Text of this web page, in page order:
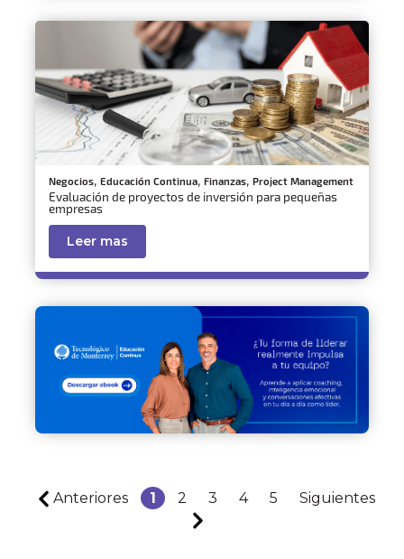
Negocios, Educación Continua, Finanzas, Project Management
Evaluación de proyectos de inversión para pequeñas
empresas
Leer mas
Anteriores 1 2 3 4 5 Siguientes